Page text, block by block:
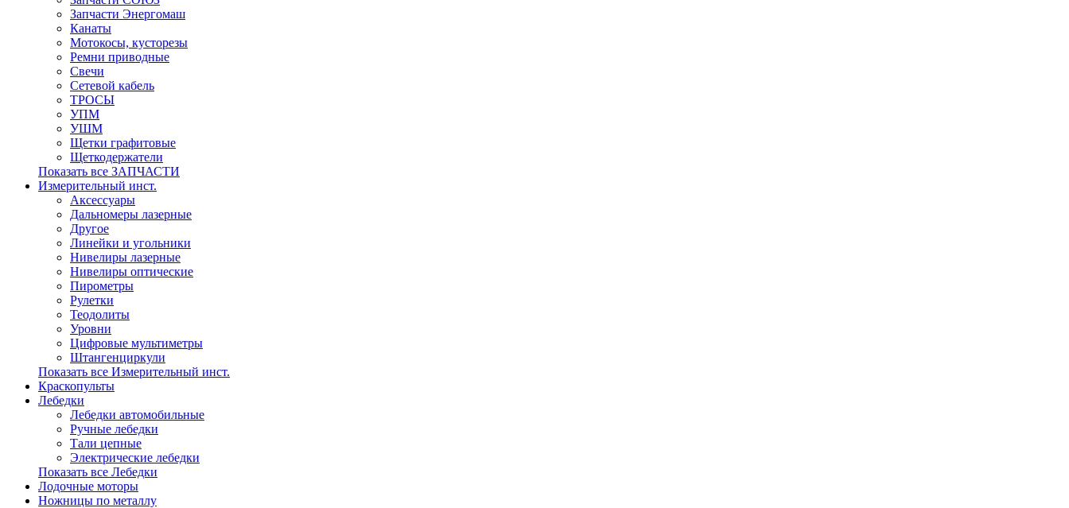
Запчасти Энергомаш
Канаты
Мотокосы, кусторезы
Ремни приводные
Свечи
Сетевой кабель
ТРОСЫ
УПМ
УШМ
Щетки графитовые
Щеткодержатели
Показать все ЗАПЧАСТИ
Измерительный инст.
Аксессуары
Дальномеры лазерные
Другое
Линейки и угольники
Нивелиры лазерные
Нивелиры оптические
Пирометры
Рулетки
Теодолиты
Уровни
Цифровые мультиметры
Штангенциркули
Показать все Измерительный инст.
Краскопульты
Лебедки
Лебедки автомобильные
Ручные лебедки
Тали цепные
Электрические лебедки
Показать все Лебедки
Лодочные моторы
Ножницы по металлу